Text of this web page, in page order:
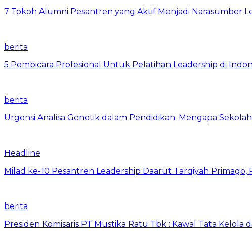
7 Tokoh Alumni Pesantren yang Aktif Menjadi Narasumber
berita
5 Pembicara Profesional Untuk Pelatihan Leadership di
berita
Urgensi Analisa Genetik dalam Pendidikan: Mengapa
Headline
Milad ke-10 Pesantren Leadership Daarut Tarqiyah
berita
Presiden Komisaris PT Mustika Ratu Tbk : Kawal Tata